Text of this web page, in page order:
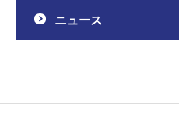
ニュース